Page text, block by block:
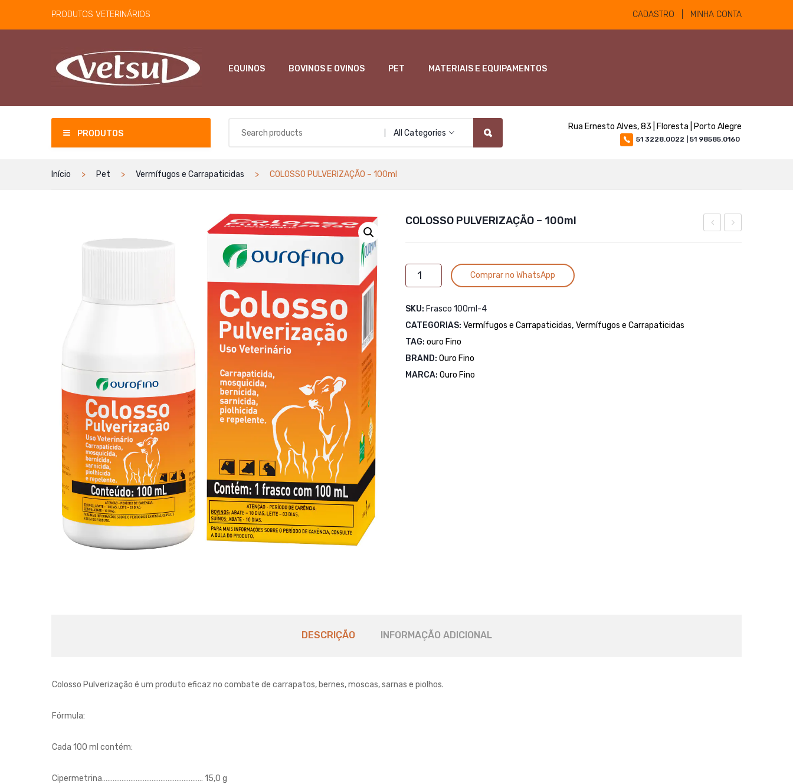
PRODUTOS VETERINÁRIOS CADASTRO | MINHA CONTA
EQUINOS BOVINOS E OVINOS PET MATERIAIS E EQUIPAMENTOS
PRODUTOS All Categories
Rua Ernesto Alves, 83 | Floresta | Porto Alegre
51 3228.0022 | 51 98585.0160
Início Pet Vermífugos e Carrapaticidas COLOSSO PULVERIZAÇÃO – 100ml
COLOSSO PULVERIZAÇÃO – 100ml
COLOSSO
PULVERIZAÇÃO
100ml
quantidade
Comprar no WhatsApp
SKU: Frasco 100ml-4
CATEGORIAS: Vermífugos e Carrapaticidas, Vermífugos e Carrapaticidas
TAG: ouro Fino
BRAND: Ouro Fino
MARCA: Ouro Fino
DESCRIÇÃO INFORMAÇÃO ADICIONAL
Colosso Pulverização é um produto eficaz no combate de carrapatos, bernes, moscas, sarnas e piolhos.
Fórmula:
Cada 100 ml contém:
Cipermetrina………………………………………………… 15,0 g